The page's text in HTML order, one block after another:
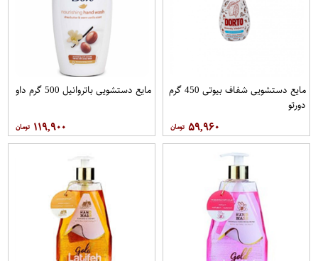
مایع دستشویی شفاف بیوتی 450 گرم
دورتو
۵۹,۹۶۰
مایع دستشویی باتروانیل 500 گرم داو
۱۱۹,۹۰۰